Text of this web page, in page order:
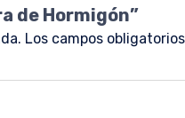
de Hormigón”
Los campos